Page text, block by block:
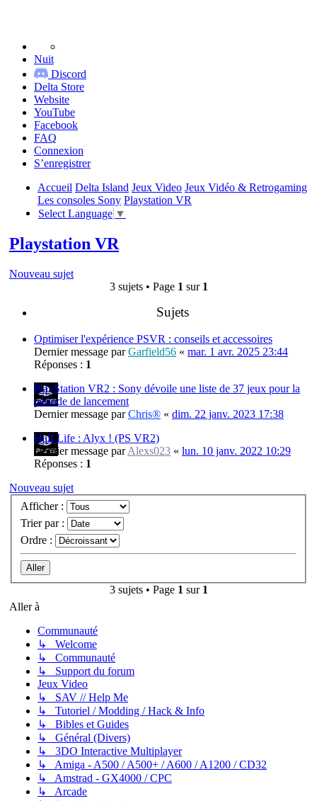
Nuit
Discord
Delta Store
Website
YouTube
Facebook
FAQ
Connexion
S’enregistrer
Accueil Delta Island Jeux Video Jeux Vidéo & Retrogaming
Les consoles Sony Playstation VR
Select Language ▼
Playstation VR
Nouveau sujet
3 sujets • Page 1 sur 1
Sujets
Optimiser l'expérience PSVR : conseils et accessoires
Dernier message parGarfield56 « mar. 1 avr. 2025 23:44
Réponses : 1
PlayStation VR2 : Sony dévoile une liste de 37 jeux pour la
période de lancement
Dernier message parChris® « dim. 22 janv. 2023 17:38
Half Life : Alyx ! (PS VR2)
Dernier message parAlexs023 « lun. 10 janv. 2022 10:29
Réponses : 1
Nouveau sujet
Afficher :
Trier par :
Ordre :
3 sujets • Page 1 sur 1
Aller à
Communauté
↳ Welcome
↳ Communauté
↳ Support du forum
Jeux Video
↳ SAV // Help Me
↳ Tutoriel / Modding / Hack & Info
↳ Bibles et Guides
↳ Général (Divers)
↳ 3DO Interactive Multiplayer
↳ Amiga - A500 / A500+ / A600 / A1200 / CD32
↳ Amstrad - GX4000 / CPC
↳ Arcade